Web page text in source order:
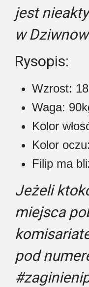
jest
w
Rysopis:
Wzrost:
Waga:
Kolor
Kolor
Filip ma
Jeżeli
miejsca
pod